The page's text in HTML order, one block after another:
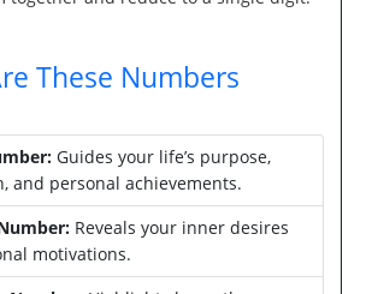
These Numbers
Guides your life’s purpose,
and personal achievements.
Reveals your inner desires
motivations.